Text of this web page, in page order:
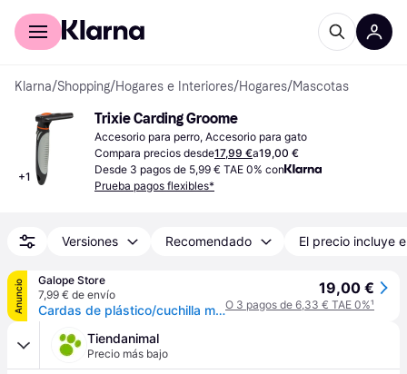
Comprar con Klarna
Klarna/Shopping/Hogares e Interiores/Hogares/Mascotas
+1
Trixie Carding Groome
Accesorio para perro, Accesorio para gato
Compara precios desde17,99 €a19,00 €
Desde 3 pagos de 5,99 € TAE 0% con
Prueba pagos flexibles*
Versiones Recomendado El precio incluye
Anuncio
Galope Store
7,99 € de envío
Cardas de plástico/cuchilla metálica para perros Trixie - Noir
19,00 €
O 3 pagos de 6,33 € TAE 0%¹
Tiendanimal
Precio más bajo